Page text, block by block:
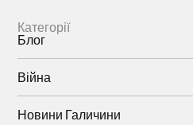
Категорії
Блог
Війна
Новини Галичини